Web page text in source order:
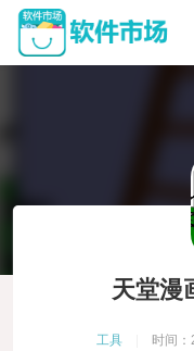
天堂漫
工具 时间